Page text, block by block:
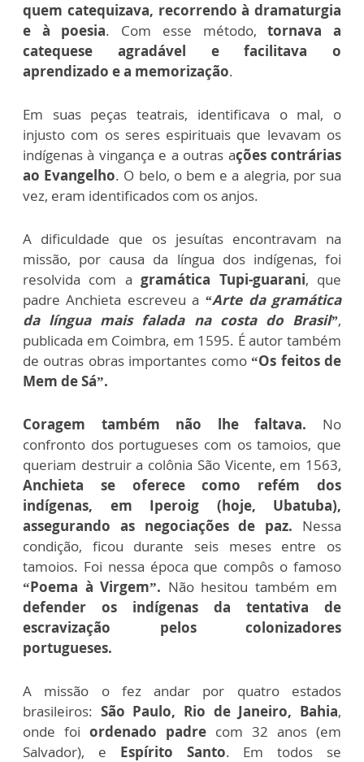
quem catequizava, recorrendo à dramaturgia
e à poesia. Com esse método,tornava a
catequese agradável e facilitava o
aprendizado e a memorização.
Em suas peças teatrais, identificava o mal, o
injusto com os seres espirituais que levavam os
indígenas à vingança e a outras ações contrárias
ao Evangelho. O belo, o bem e a alegria, por sua
vez, eram identificados com os anjos.
A dificuldade que os jesuítas encontravam na
missão, por causa da língua dos indígenas, foi
resolvida com agramática Tupi-guarani, que
padre Anchieta escreveu a “Arte da gramática
da língua mais falada na costa do Brasil”,
publicada em Coimbra, em 1595. É autor também
de outras obras importantes como“Os feitos de
Mem de Sá”.
Coragem também não lhe faltava. No
confronto dos portugueses com os tamoios, que
queriam destruir a colônia São Vicente, em 1563,
Anchieta se oferece como refém dos
indígenas, em Iperoig (hoje, Ubatuba),
assegurando as negociações de paz. Nessa
condição, ficou durante seis meses entre os
tamoios. Foi nessa época que compôs o famoso
“Poema à Virgem”. Não hesitou também em
defender os indígenas da tentativa de
escravização pelos colonizadores
portugueses.
A missão o fez andar por quatro estados
brasileiros: São Paulo, Rio de Janeiro, Bahia,
onde foi ordenado padre com 32 anos (em
Salvador), e Espírito Santo. Em todos se